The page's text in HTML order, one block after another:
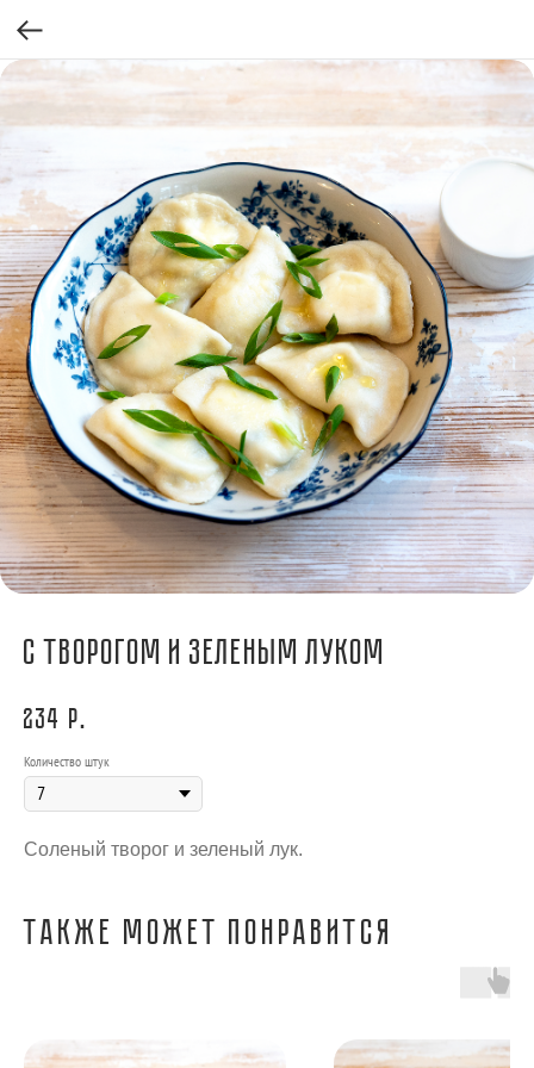
С творогом и зеленым луком
234 р.
Количество штук
Соленый творог и зеленый лук.
Также может понравится